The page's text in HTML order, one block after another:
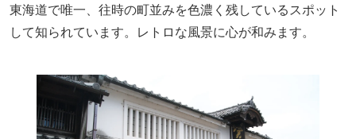
東海道で唯一、往時の町並みを色濃く残しているスポット
して知られています。レトロな風景に心が和みます。